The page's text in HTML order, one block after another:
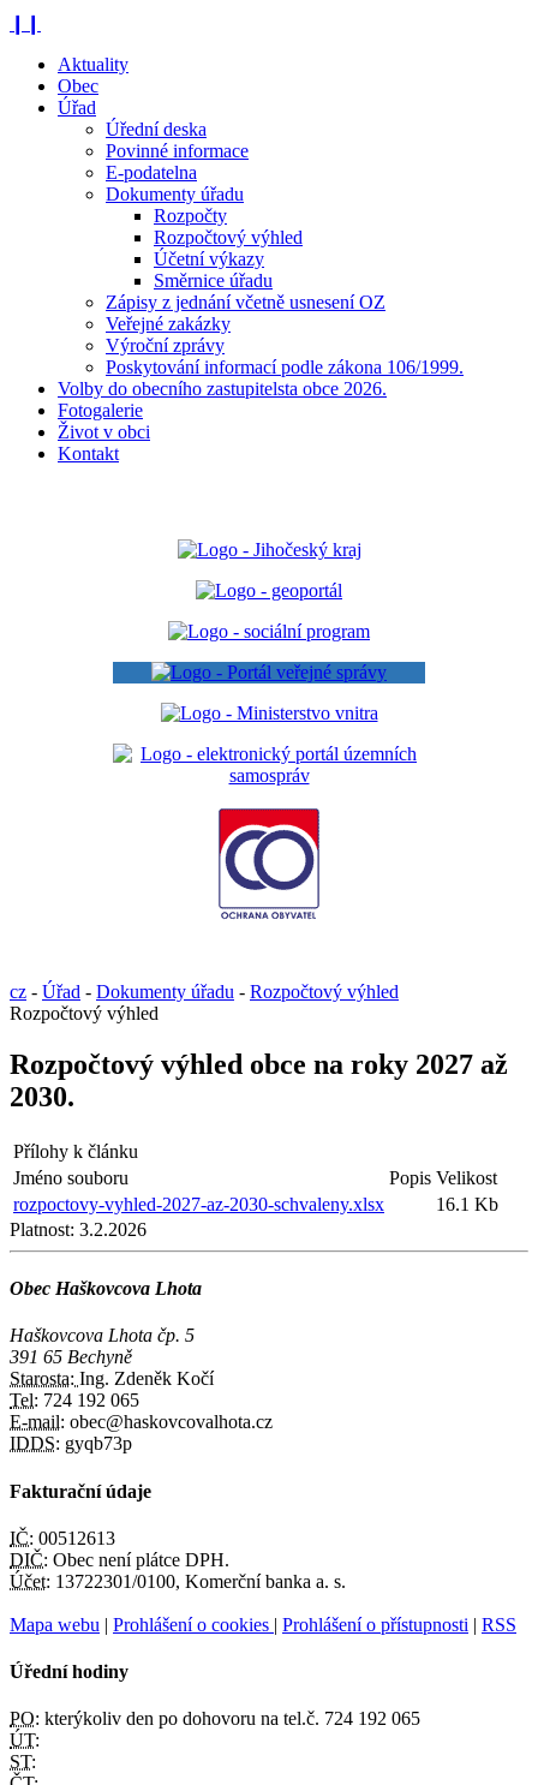
Aktuality
Obec
Úřad
Úřední deska
Povinné informace
E-podatelna
Dokumenty úřadu
Rozpočty
Rozpočtový výhled
Účetní výkazy
Směrnice úřadu
Zápisy z jednání včetně usnesení OZ
Veřejné zakázky
Výroční zprávy
Poskytování informací podle zákona 106/1999.
Volby do obecního zastupitelsta obce 2026.
Fotogalerie
Život v obci
Kontakt
cz - Úřad - Dokumenty úřadu - Rozpočtový výhled
Rozpočtový výhled
Rozpočtový výhled obce na roky 2027 až
2030.
Přílohy k článku
Jméno souboru
Popis Velikost
rozpoctovy-vyhled-2027-az-2030-schvaleny.xlsx
16.1 Kb
Platnost: 3.2.2026
Obec Haškovcova Lhota
Haškovcova Lhota čp. 5
391 65 Bechyně
Starosta: Ing. Zdeněk Kočí
Tel: 724 192 065
E-mail: obec@haskovcovalhota.cz
IDDS: gyqb73p
Fakturační údaje
IČ: 00512613
DIČ: Obec není plátce DPH.
Účet: 13722301/0100, Komerční banka a. s.
Mapa webu | Prohlášení o cookies | Prohlášení o přístupnosti | RSS
Úřední hodiny
PO: kterýkoliv den po dohovoru na tel.č. 724 192 065
ÚT:
ST: